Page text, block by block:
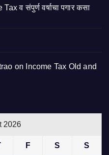
Tax व संपुर्ण वर्षाचा पगार कसा
on
Income Tax Old and
2026
F S S